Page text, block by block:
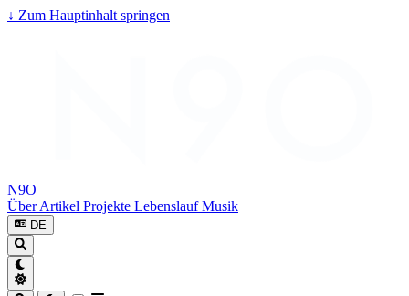
↓ Zum Hauptinhalt springen
N9O
ÜberArtikel Projekte LebenslaufMusik
DE